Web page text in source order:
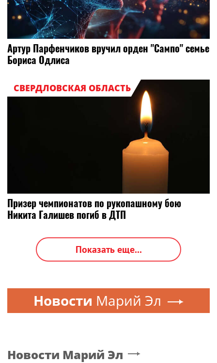
Артур Парфенчиков вручил орден "Сампо" семье
Бориса Одлиса
СВЕРДЛОВСКАЯ ОБЛАСТЬ
Призер чемпионатов по рукопашному бою
Никита Галишев погиб в ДТП
Показать еще...
Новости Марий Эл
Новости Марий Эл